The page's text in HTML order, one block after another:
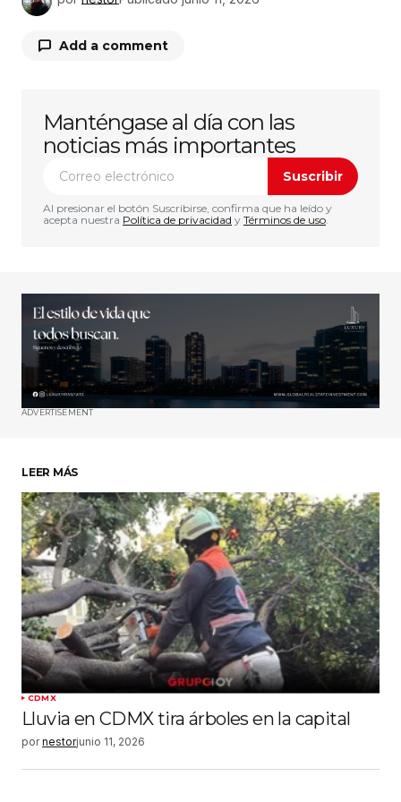
Add a comment
Tu dirección de correo electrónico no será
publicada. Los campos obligatorios están
marcados con*
Comentario*
Su nombre*
Tu correo electrónico*
Enviar comentario
Manténgase al día con las
noticias más importantes
Suscribir
Al presionar el botón Suscribirse, confirma que ha leído y
acepta nuestra Política de privacidad y Términos de uso
ADVERTISEMENT
LEER MÁS
CDMX
Lluvia en CDMX tira árboles en la capital
por nestorjunio 11, 2026